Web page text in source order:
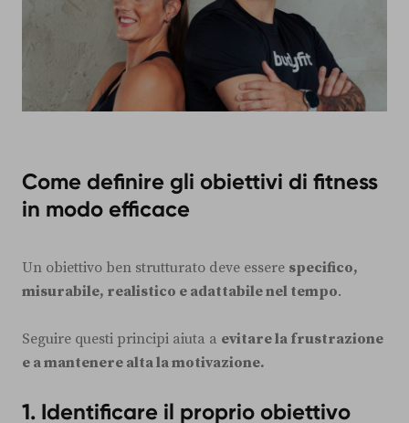
Come definire gli obiettivi di fitness
in modo efficace
Un obiettivo ben strutturato deve essere specifico,
misurabile, realistico e adattabile nel tempo.
Seguire questi principi aiuta a evitare la frustrazione
e a mantenere alta la motivazione.
1. Identificare il proprio obiettivo